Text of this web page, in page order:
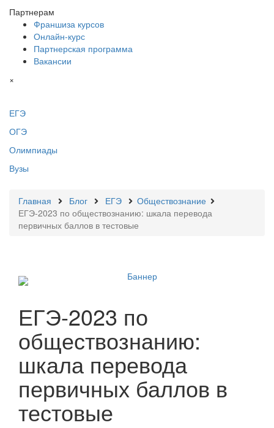
Партнерам
Франшиза курсов
Онлайн-курс
Партнерская программа
Вакансии
×
ЕГЭ
ОГЭ
Олимпиады
Вузы
Главная Блог ЕГЭ
Обществознание
ЕГЭ-2023 по обществознанию: шкала перевода
первичных баллов в тестовые
ЕГЭ-2023 по
обществознанию:
шкала перевода
первичных баллов в
тестовые